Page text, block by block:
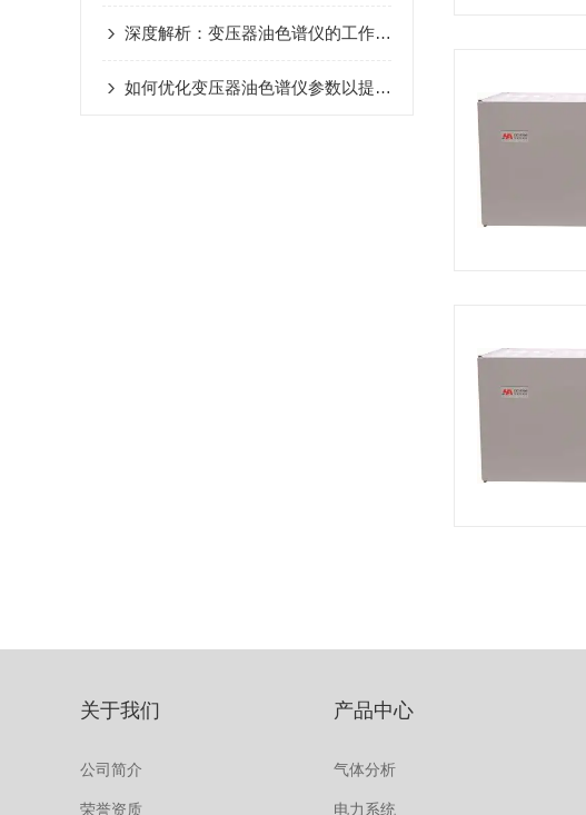
深度解析：变压器油色谱仪的工作原理与关键指标
如何优化变压器油色谱仪参数以提高变压器油检测精度？
关于我们
公司简介
荣誉资质
产品中心
气体分析
电力系统